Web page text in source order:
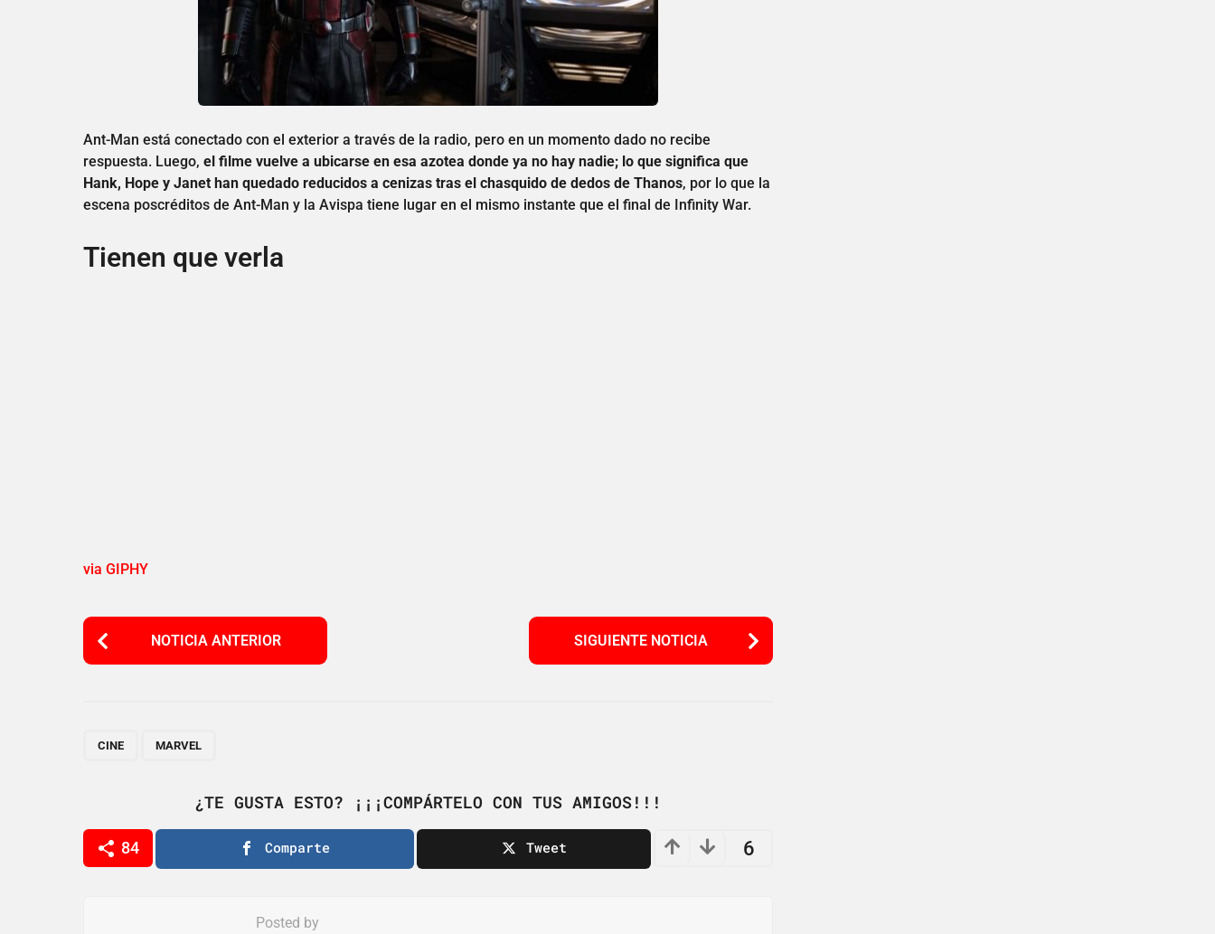
Ant-Man está conectado con el exterior a través de la radio, pero en un momento dado no recibe
respuesta. Luego, el filme vuelve a ubicarse en esa azotea donde ya no hay nadie; lo que significa que
Hank, Hope y Janet han quedado reducidos a cenizas tras el chasquido de dedos de Thanos, por lo que la
escena poscréditos de Ant-Man y la Avispa tiene lugar en el mismo instante que el final de Infinity War.
Tienen que verla
via GIPHY
P
o
P
i
n
NOTICIA ANTERIOR SIGUIENTE NOTICIA
CINE MARVEL
¿TE GUSTA ESTO? ¡¡¡COMPÁRTELO CON TUS AMIGOS!!!
84 6
Comparte Tweet
Posted by